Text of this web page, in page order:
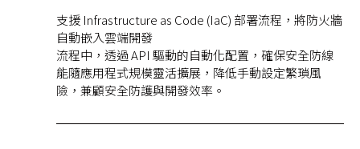
支援 Infrastructure as Code (IaC) 部署流程，將防火牆
自動嵌入雲端開發
流程中，透過 API 驅動的自動化配置，確保安全防線
能隨應用程式規模靈活擴展，降低手動設定繁瑣風
險，兼顧安全防護與開發效率。